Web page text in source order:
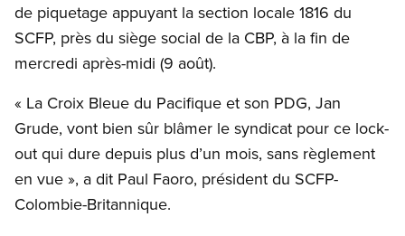
de piquetage appuyant la section locale 1816 du
SCFP, près du siège social de la CBP, à la fin de
mercredi après-midi (9 août).
« La Croix Bleue du Pacifique et son PDG, Jan
Grude, vont bien sûr blâmer le syndicat pour ce lock-
out qui dure depuis plus d’un mois, sans règlement
en vue », a dit Paul Faoro, président du SCFP-
Colombie-Britannique.